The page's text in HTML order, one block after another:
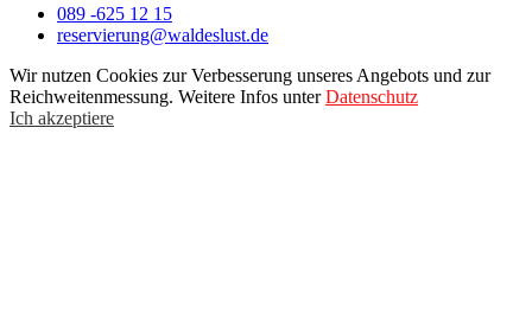
089 -625 12 15
reservierung@waldeslust.de
Wir nutzen Cookies zur Verbesserung unseres Angebots und zur
Reichweitenmessung. Weitere Infos unterDatenschutz
Ich akzeptiere